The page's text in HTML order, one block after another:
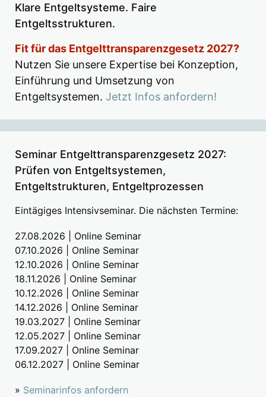
Klare Entgeltsysteme. Faire
Entgeltsstrukturen.
Fit für das Entgelttransparenzgesetz 2027?
Nutzen Sie unsere Expertise bei Konzeption,
Einführung und Umsetzung von
Entgeltsystemen. Jetzt Infos anfordern!
Seminar Entgelttransparenzgesetz 2027:
Prüfen von Entgeltsystemen,
Entgeltstrukturen, Entgeltprozessen
Eintägiges Intensivseminar. Die nächsten Termine:
27.08.2026 | Online Seminar
07.10.2026 | Online Seminar
12.10.2026 | Online Seminar
18.11.2026 | Online Seminar
10.12.2026 | Online Seminar
14.12.2026 | Online Seminar
19.03.2027 | Online Seminar
12.05.2027 | Online Seminar
17.09.2027 | Online Seminar
06.12.2027 | Online Seminar
» Seminarinfos anfordern